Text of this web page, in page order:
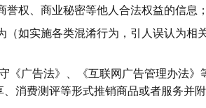
誉权、商业秘密等他人合法权益的信息；
（如实施各类混淆行为，引人误认为相
《广告法》、《互联网广告管理办法》
消费测评等形式推销商品或者服务并